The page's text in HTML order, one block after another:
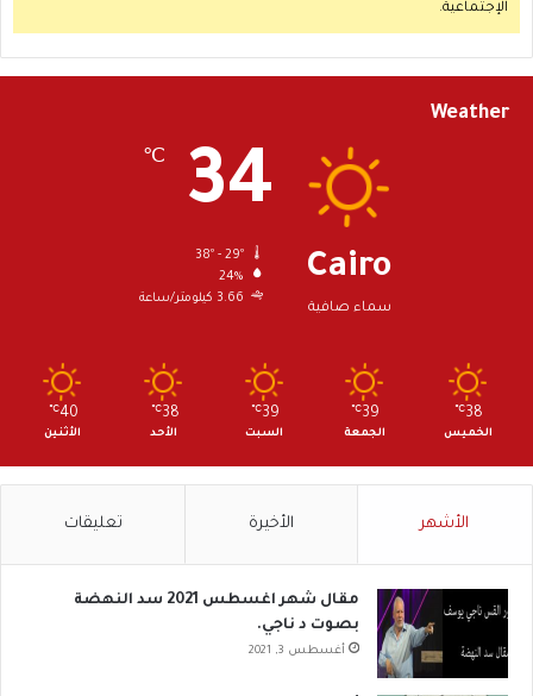
الإجتماعية.
Weather
Cairo
سماء صافية
34
℃
24%
3.66 كيلومتر/ساعة
38
℃
الخميس
39
℃
الجمعة
39
℃
السبت
38
℃
الأحد
40
℃
الأثنين
الأشهر الأخيرة تعليقات
مقال شهر اغسطس 2021 سد النهضة
بصوت د ناجي.
أغسطس 3, 2021